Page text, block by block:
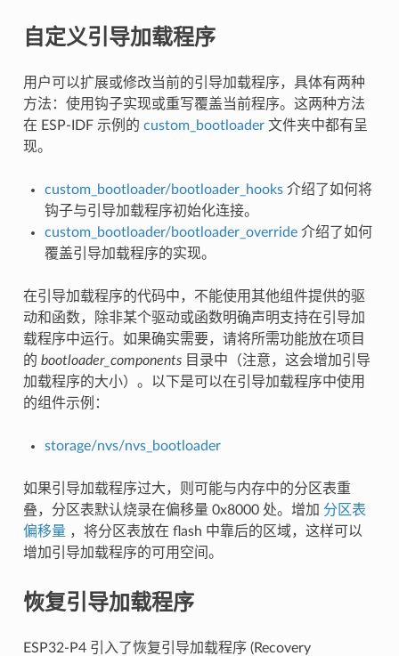
自定义引导加载程序
用户可以扩展或修改当前的引导加载程序，具体有两种
方法：使用钩子实现或重写覆盖当前程序。这两种方法
在 ESP-IDF 示例的 custom_bootloader文件夹中都有呈
现。
custom_bootloader/bootloader_hooks介绍了如何将
钩子与引导加载程序初始化连接。
custom_bootloader/bootloader_override介绍了如何
覆盖引导加载程序的实现。
在引导加载程序的代码中，不能使用其他组件提供的驱
动和函数，除非某个驱动或函数明确声明支持在引导加
载程序中运行。如果确实需要，请将所需功能放在项目
的 bootloader_components目录中（注意，这会增加引导
加载程序的大小）。以下是可以在引导加载程序中使用
的组件示例：
storage/nvs/nvs_bootloader
如果引导加载程序过大，则可能与内存中的分区表重
叠，分区表默认烧录在偏移量 0x8000 处。增加 分区表
偏移量 ，将分区表放在 flash 中靠后的区域，这样可以
增加引导加载程序的可用空间。
恢复引导加载程序
ESP32-P4 引入了恢复引导加载程序 (Recovery